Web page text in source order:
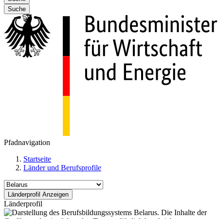
Suche
Pfadnavigation
Startseite
Länder und Berufsprofile
Länderprofil